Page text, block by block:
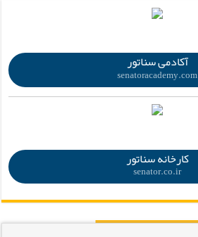
آکادمی سناتور
senatoracademy.com
کارخانه سناتور
senator.co.ir